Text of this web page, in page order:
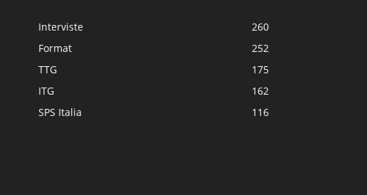
Interviste
260
Format
252
TTG
175
ITG
162
SPS Italia
116